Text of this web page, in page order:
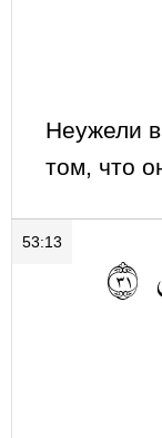
Неужели
том, что
53:13 ١٣